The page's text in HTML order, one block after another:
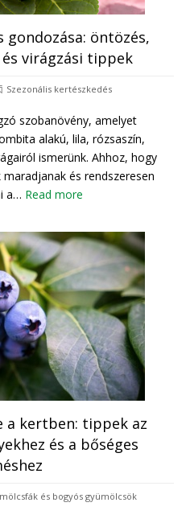
gondozása: öntözés,
virágzási tippek
Szezonális kertészkedés
szobanövény, amelyet
alakú, lila, rózsaszín,
ismerünk. Ahhoz, hogy
és rendszeresen
a… Read more
a kertben: tippek az
és a bőséges
és bogyós gyümölcsök